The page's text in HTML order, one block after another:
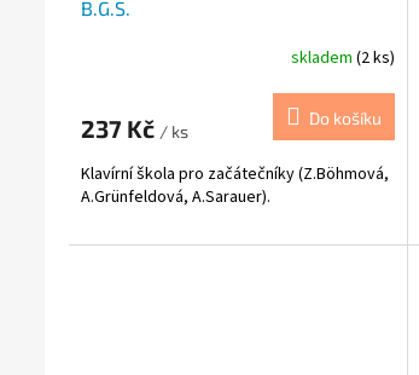
B.G.S.
skladem (2 ks)
237 Kč / ks
Do košíku
Klavírní škola pro začátečníky (Z.Böhmová,
A.Grünfeldová, A.Sarauer).